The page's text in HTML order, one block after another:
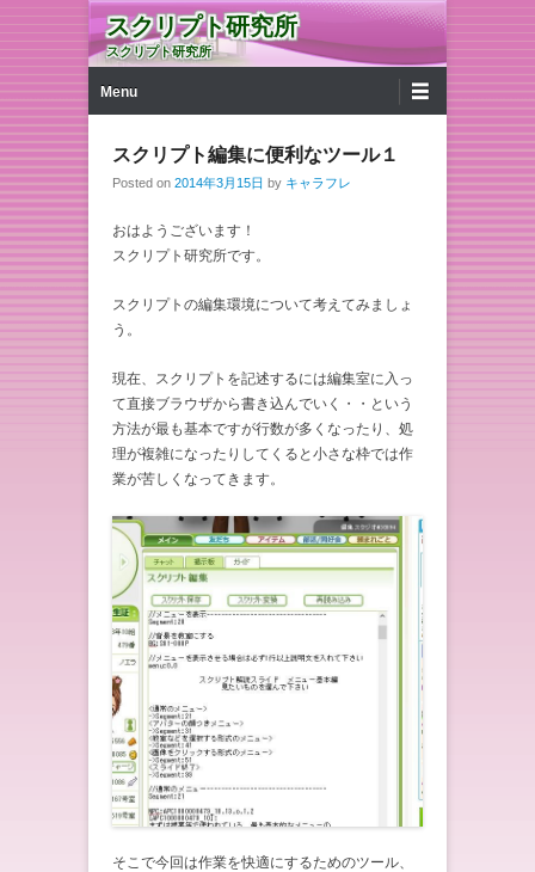
スクリプト研究所
スクリプト研究所
Menu
スクリプト編集に便利なツール１
Posted on 2014年3月15日 by キャラフレ
おはようございます！
スクリプト研究所です。
スクリプトの編集環境について考えてみましょ
う。
現在、スクリプトを記述するには編集室に入っ
て直接ブラウザから書き込んでいく・・という
方法が最も基本ですが行数が多くなったり、処
理が複雑になったりしてくると小さな枠では作
業が苦しくなってきます。
そこで今回は作業を快適にするためのツール、